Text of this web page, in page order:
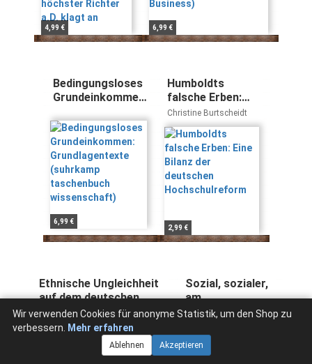
4,99 € 6,99 €
Bedingungsloses
Grundeinkommen:
(suhrkamp
taschenbuch
wissenschaft)
6,99 €
Humboldts
falsche Erben:
Eine Bilanz der
deutschen
Hochschulreform
Christine Burtscheidt
2,99 €
Ethnische Ungleichheit
auf dem deutschen
Arbeitsmarkt
(Schriftenreihe des
Bundesinstituts für
Bevölkerungsforschung
Nadia Granato
Sozial, sozialer,
am
unsozialsten:
Arbeitswelt und
Weltmarkt
Beat Kappeler
Wir verwenden Cookies für anonyme Statistik, um den Shop zu
verbessern.
Mehr erfahren
Ablehnen Akzeptieren